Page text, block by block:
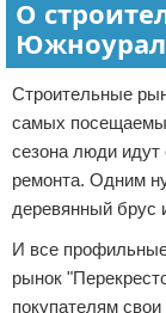
О
Строительные
самых
сезона люди идут
ремонта. Одним
деревянный брус
И все
рынок
покупателям